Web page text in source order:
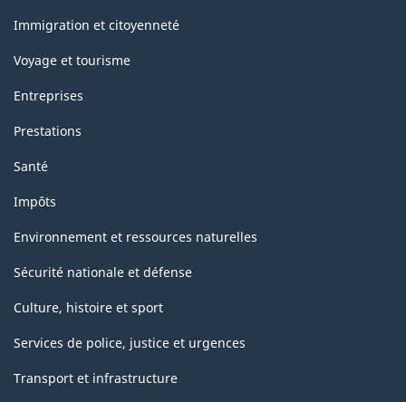
sujets
Immigration et citoyenneté
Voyage et tourisme
Entreprises
Prestations
Santé
Impôts
Environnement et ressources naturelles
Sécurité nationale et défense
Culture, histoire et sport
Services de police, justice et urgences
Transport et infrastructure